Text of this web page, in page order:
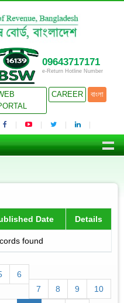
09643717171
e-Return Hotline Number
CAREER বাংলা
Date Details
found
6
7
8 9 10